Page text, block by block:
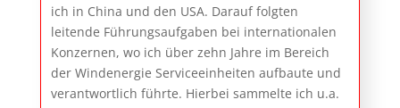
ich in China und den USA. Darauf folgten
leitende Führungsaufgaben bei internationalen
Konzernen, wo ich über zehn Jahre im Bereich
der Windenergie Serviceeinheiten aufbaute und
verantwortlich führte. Hierbei sammelte ich u.a.